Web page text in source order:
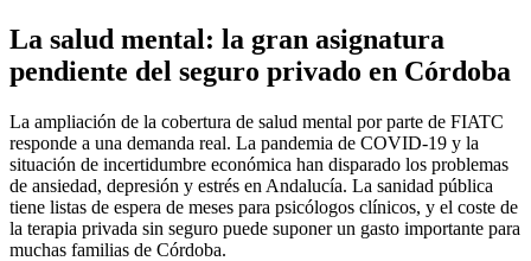
La salud mental: la gran asignatura
pendiente del seguro privado en Córdoba
La ampliación de la cobertura de salud mental por parte de FIATC
responde a una demanda real. La pandemia de COVID-19 y la
situación de incertidumbre económica han disparado los problemas
de ansiedad, depresión y estrés en Andalucía. La sanidad pública
tiene listas de espera de meses para psicólogos clínicos, y el coste de
la terapia privada sin seguro puede suponer un gasto importante para
muchas familias de Córdoba.